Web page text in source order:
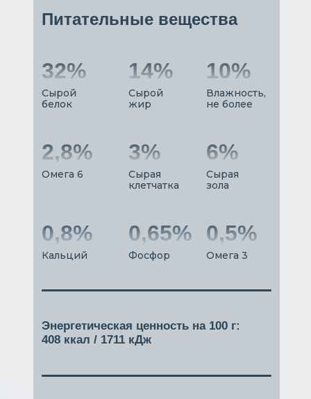
Питательные вещества
Сырой
белок
32%
Сырой
жир
14%
Сырая
клетчатка
3%
Кальций
0,8%
Влажность,
не более
10%
Сырая
зола
6%
Фосфор
0,65%
Омега 6
2,8%
Омега 3
0,5%
Энергетическая ценность на 100 г:
408 ккал / 1711 кДж